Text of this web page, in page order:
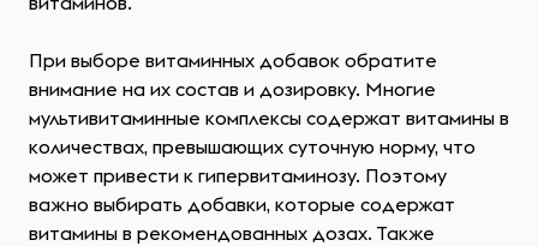
При выборе витаминных добавок обратите
внимание на их состав и дозировку. Многие
мультивитаминные комплексы содержат витамины в
количествах, превышающих суточную норму, что
может привести к гипервитаминозу. Поэтому
важно выбирать добавки, которые содержат
витамины в рекомендованных дозах. Также